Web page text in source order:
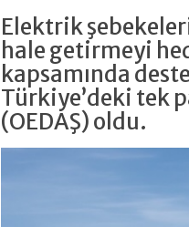
Elektrik
hale getirmeyi
kapsamında
Türkiye’deki tek
(OEDAŞ) oldu.